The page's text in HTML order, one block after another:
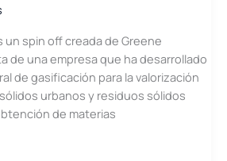
un spin off creada de Greene
de una empresa que ha desarrollado
de gasificación para la valorización
urbanos y residuos sólidos
de materias